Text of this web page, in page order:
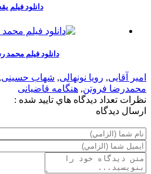
دانلود فیلم
دانلود فیلم
امیر آقایی, رویا نونهالی, شهاب حسینی,
محمدرضا فروتن, هنگامه قاضیانی
نظرات تعداد ديدگاه هاي تاييد شده :
ارسال ديدگاه